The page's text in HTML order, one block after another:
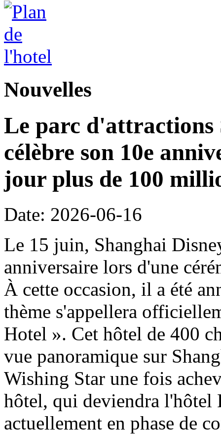
Nouvelles
Le parc d'attractions
célèbre son 10e
jour plus de 100
Date: 2026-06-16
Le 15 juin, Shanghai
anniversaire lors d'une
À cette occasion, il a été
thème s'appellera
Hotel ». Cet hôtel de 400
vue panoramique sur
Wishing Star une fois
hôtel, qui deviendra l'hôtel
actuellement en phase de